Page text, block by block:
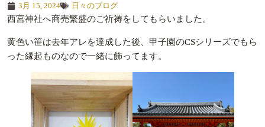
3月 15, 2024 日々のブログ
西宮神社へ商売繁盛のご祈祷をしてもらいました。
黄色い笹は去年アレを達成した後、甲子園のCSシリーズでもら
った縁起ものなので一緒に飾ってます。